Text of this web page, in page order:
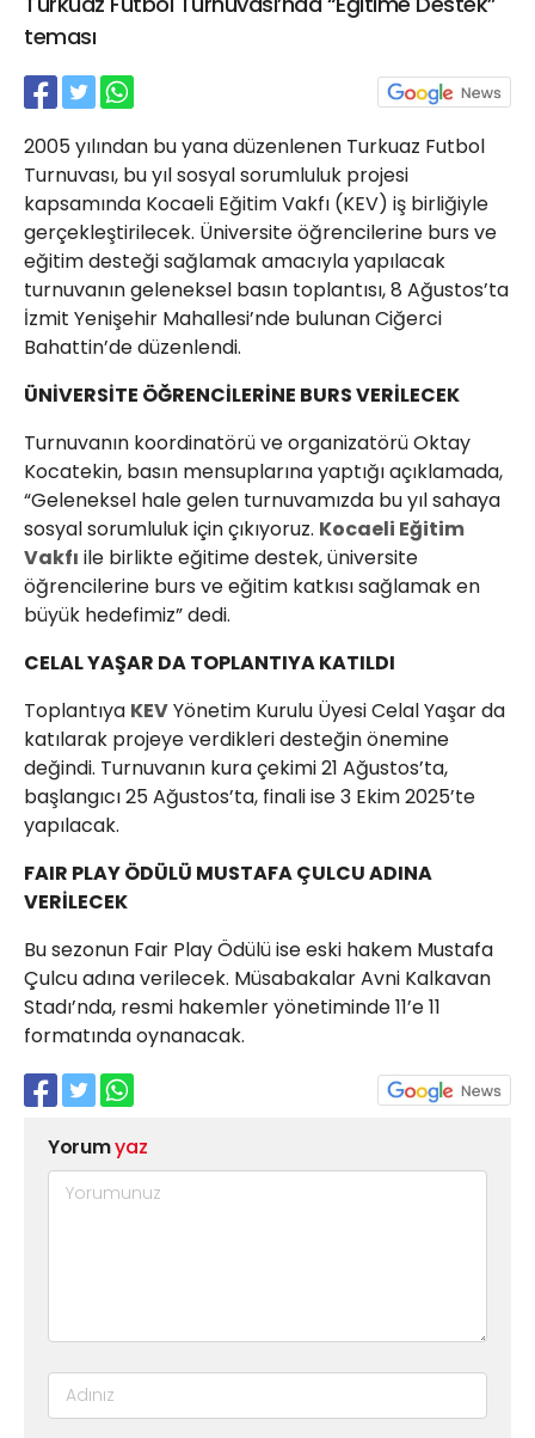
teması
2005 yılından bu yana düzenlenen Turkuaz Futbol
Turnuvası, bu yıl sosyal sorumluluk projesi
kapsamında Kocaeli Eğitim Vakfı (KEV) iş birliğiyle
gerçekleştirilecek. Üniversite öğrencilerine burs ve
eğitim desteği sağlamak amacıyla yapılacak
turnuvanın geleneksel basın toplantısı, 8 Ağustos’ta
İzmit Yenişehir Mahallesi’nde bulunan Ciğerci
Bahattin’de düzenlendi.
ÜNİVERSİTE ÖĞRENCİLERİNE BURS VERİLECEK
Turnuvanın koordinatörü ve organizatörü Oktay
Kocatekin, basın mensuplarına yaptığı açıklamada,
“Geleneksel hale gelen turnuvamızda bu yıl sahaya
sosyal sorumluluk için çıkıyoruz. Kocaeli Eğitim
Vakfı ile birlikte eğitime destek, üniversite
öğrencilerine burs ve eğitim katkısı sağlamak en
büyük hedefimiz” dedi.
CELAL YAŞAR DA TOPLANTIYA KATILDI
Toplantıya KEVYönetim Kurulu Üyesi Celal Yaşar da
katılarak projeye verdikleri desteğin önemine
değindi. Turnuvanın kura çekimi 21 Ağustos’ta,
başlangıcı 25 Ağustos’ta, finali ise 3 Ekim 2025’te
yapılacak.
FAIR PLAY ÖDÜLÜ MUSTAFA ÇULCU ADINA
VERİLECEK
Bu sezonun Fair Play Ödülü ise eski hakem Mustafa
Çulcu adına verilecek. Müsabakalar Avni Kalkavan
Stadı’nda, resmi hakemler yönetiminde 11’e 11
formatında oynanacak.
Yorumyaz
21 Gölcük
haber@golcukpostasi.com